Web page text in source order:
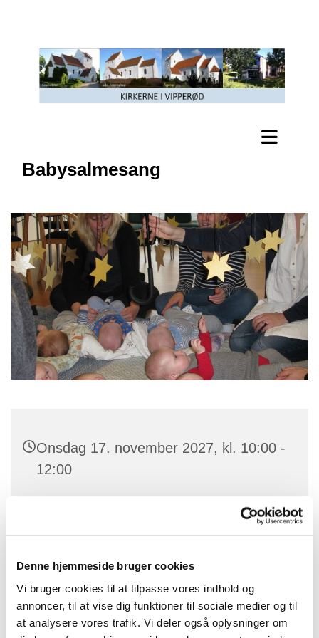
Denne hjemmeside bruger cookies
Vi bruger cookies til at tilpasse vores indhold og
annoncer, til at vise dig funktioner til sociale medier og til
at analysere vores trafik. Vi deler også oplysninger om
Babysalmesang
Onsdag 17. november 2027, kl. 10:00 -
12:00
Vipperød Sognegård, Asmindrupvej 52,
Babysalmesang er for alle mødre og fædre på barsel.
Vi synger en god blanding af salmer og børnesange.